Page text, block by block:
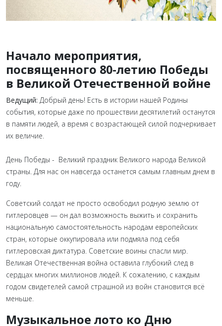
Начало мероприятия,
посвященного 80-летию Победы
в Великой Отечественной войне
Ведущий: Добрый день! Есть в истории нашей Родины
события, которые даже по прошествии десятилетий останутся
в памяти людей, а время с возрастающей силой подчеркивает
их величие.
День Победы - Великий праздник Великого народа Великой
страны. Для нас он навсегда останется самым главным днем в
году.
Советский солдат не просто освободил родную землю от
гитлеровцев — он дал возможность выжить и сохранить
национальную самостоятельность народам европейских
стран, которые оккупировала или подмяла под себя
гитлеровская диктатура. Советские воины спасли мир.
Великая Отечественная война оставила глубокий след в
сердцах многих миллионов людей. К сожалению, с каждым
годом свидетелей самой страшной из войн становится всё
меньше.
Музыкальное лото ко Дню